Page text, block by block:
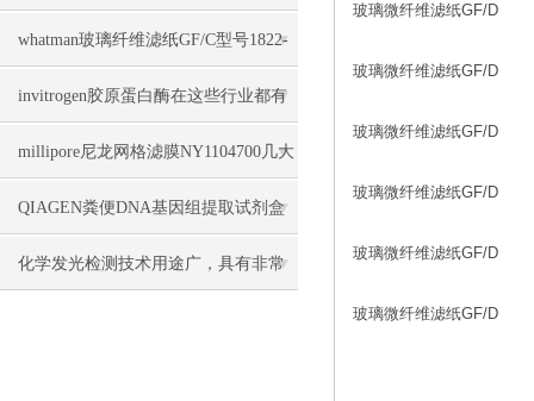
047几大优势
whatman玻璃纤维滤纸GF/C型号1822-
047几大特点
invitrogen胶原蛋白酶在这些行业都有
广泛应用
millipore尼龙网格滤膜NY1104700几大
特点
QIAGEN粪便DNA基因组提取试剂盒
51604几大特点
化学发光检测技术用途广，具有非常
玻璃微纤维滤纸GF/D
玻璃微纤维滤纸GF/D
玻璃微纤维滤纸GF/D
玻璃微纤维滤纸GF/D
玻璃微纤维滤纸GF/D
玻璃微纤维滤纸GF/D